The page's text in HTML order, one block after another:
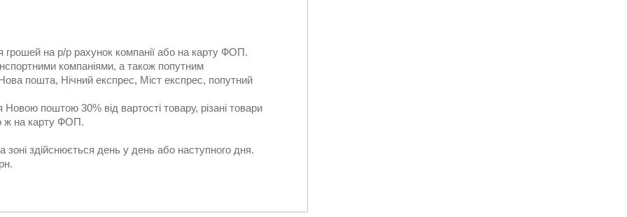
на р/р рахунок компанії або на карту ФОП.
компаніями, а також попутним
пошта, Нічний експрес, Міст експрес, попутний
поштою 30% від вартості товару, різані товари
ж на карту ФОП.
здійснюється день у день або наступного дня.